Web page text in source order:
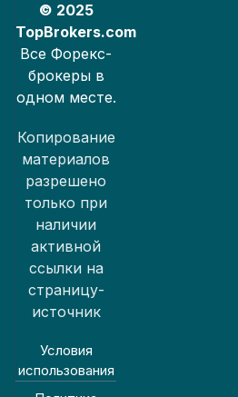
© 2025
TopBrokers.com
Все Форекс-
брокеры в
одном месте.
Копирование
материалов
разрешено
только при
наличии
активной
ссылки на
страницу-
источник
Условия
использования